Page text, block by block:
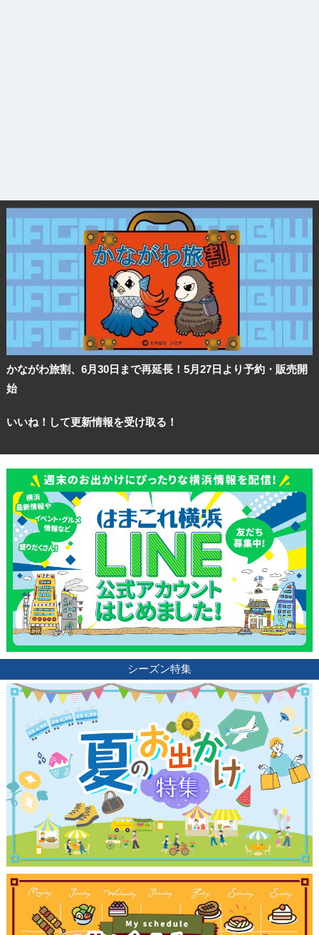
かながわ旅割、6月30日まで再延長！5月27日より予約・販売開
始
いいね！して更新情報を受け取る！
シーズン特集